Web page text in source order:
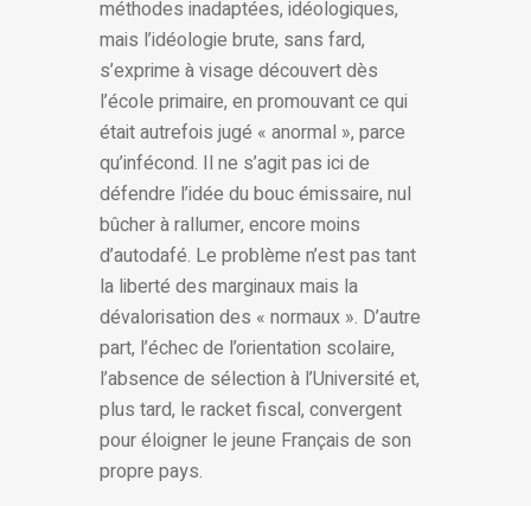
méthodes inadaptées, idéologiques,
mais l’idéologie brute, sans fard,
s’exprime à visage découvert dès
l’école primaire, en promouvant ce qui
était autrefois jugé « anormal », parce
qu’infécond. Il ne s’agit pas ici de
défendre l’idée du bouc émissaire, nul
bûcher à rallumer, encore moins
d’autodafé. Le problème n’est pas tant
la liberté des marginaux mais la
dévalorisation des « normaux ». D’autre
part, l’échec de l’orientation scolaire,
l’absence de sélection à l’Université et,
plus tard, le racket fiscal, convergent
pour éloigner le jeune Français de son
propre pays.